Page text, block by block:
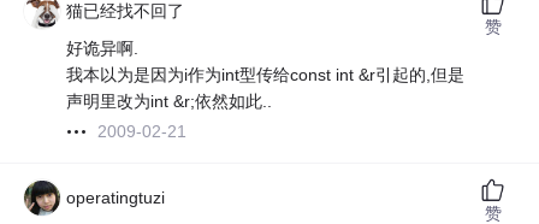
猫已经找不回了
好诡异啊.
我本以为是因为i作为int型传给const int &r引起的,但是
声明里改为int &r;依然如此..
2009-02-21
赞
operatingtuzi
赞